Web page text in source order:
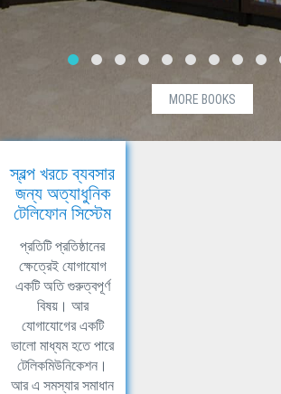
MORE BOOKS
স্বল্প খরচে ব্যবসার
জন্য অত্যাধুনিক
টেলিফোন সিস্টেম
প্রতিটি প্রতিষ্ঠানের
ক্ষেত্রেই যোগাযোগ
একটি অতি গুরুত্বপূর্ণ
বিষয়। আর
যোগাযোগের একটি
ভালো মাধ্যম হতে পারে
টেলিকমিউনিকেশন।
আর এ সমস্যার সমাধান